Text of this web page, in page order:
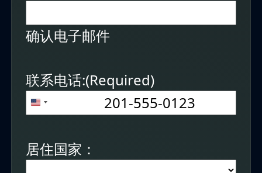
确认电子邮件
联系电话:(Required)
United
+1
居住国家：